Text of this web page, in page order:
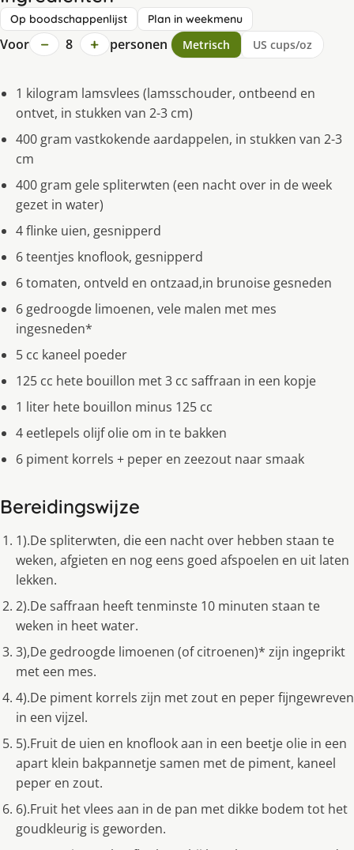
Op boodschappenlijst Plan in weekmenu
Voor − 8 + personen Metrisch US cups/oz
1 kilogram lamsvlees (lamsschouder, ontbeend en
ontvet, in stukken van 2-3 cm)
400 gram vastkokende aardappelen, in stukken van 2-3
cm
400 gram gele spliterwten (een nacht over in de week
gezet in water)
4 flinke uien, gesnipperd
6 teentjes knoflook, gesnipperd
6 tomaten, ontveld en ontzaad,in brunoise gesneden
6 gedroogde limoenen, vele malen met mes
ingesneden*
5 cc kaneel poeder
125 cc hete bouillon met 3 cc saffraan in een kopje
1 liter hete bouillon minus 125 cc
4 eetlepels olijf olie om in te bakken
6 piment korrels + peper en zeezout naar smaak
Bereidingswijze
1).De spliterwten, die een nacht over hebben staan te
weken, afgieten en nog eens goed afspoelen en uit laten
lekken.
2).De saffraan heeft tenminste 10 minuten staan te
weken in heet water.
3),De gedroogde limoenen (of citroenen)* zijn ingeprikt
met een mes.
4).De piment korrels zijn met zout en peper fijngewreven
in een vijzel.
5).Fruit de uien en knoflook aan in een beetje olie in een
apart klein bakpannetje samen met de piment, kaneel
peper en zout.
6).Fruit het vlees aan in de pan met dikke bodem tot het
goudkleurig is geworden.